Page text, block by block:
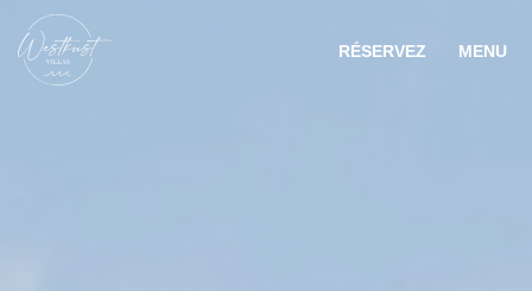
RÉSERVEZ MENU